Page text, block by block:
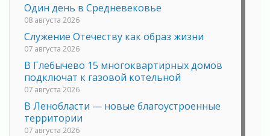
Один день в Средневековье
08 августа 2026
Служение Отечеству как образ жизни
07 августа 2026
В Глебычево 15 многоквартирных домов
подключат к газовой котельной
07 августа 2026
В Ленобласти — новые благоустроенные
территории
07 августа 2026